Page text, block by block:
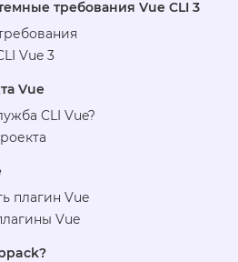
требования Vue CLI 3
Vue 3
Vue
CLI Vue?
плагин Vue
Vue